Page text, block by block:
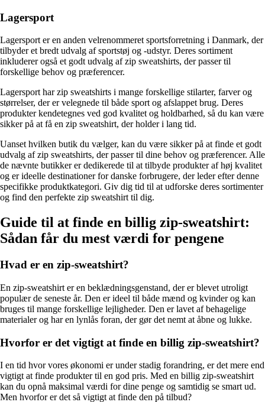
Lagersport
Lagersport er en anden velrenommeret sportsforretning i Danmark, der
tilbyder et bredt udvalg af sportstøj og -udstyr. Deres sortiment
inkluderer også et godt udvalg af zip sweatshirts, der passer til
forskellige behov og præferencer.
Lagersport har zip sweatshirts i mange forskellige stilarter, farver og
størrelser, der er velegnede til både sport og afslappet brug. Deres
produkter kendetegnes ved god kvalitet og holdbarhed, så du kan være
sikker på at få en zip sweatshirt, der holder i lang tid.
Uanset hvilken butik du vælger, kan du være sikker på at finde et godt
udvalg af zip sweatshirts, der passer til dine behov og præferencer. Alle
de nævnte butikker er dedikerede til at tilbyde produkter af høj kvalitet
og er ideelle destinationer for danske forbrugere, der leder efter denne
specifikke produktkategori. Giv dig tid til at udforske deres sortimenter
og find den perfekte zip sweatshirt til dig.
Guide til at finde en billig zip-sweatshirt:
Sådan får du mest værdi for pengene
Hvad er en zip-sweatshirt?
En zip-sweatshirt er en beklædningsgenstand, der er blevet utroligt
populær de seneste år. Den er ideel til både mænd og kvinder og kan
bruges til mange forskellige lejligheder. Den er lavet af behagelige
materialer og har en lynlås foran, der gør det nemt at åbne og lukke.
Hvorfor er det vigtigt at finde en billig zip-sweatshirt?
I en tid hvor vores økonomi er under stadig forandring, er det mere end
vigtigt at finde produkter til en god pris. Med en billig zip-sweatshirt
kan du opnå maksimal værdi for dine penge og samtidig se smart ud.
Men hvorfor er det så vigtigt at finde den på tilbud?